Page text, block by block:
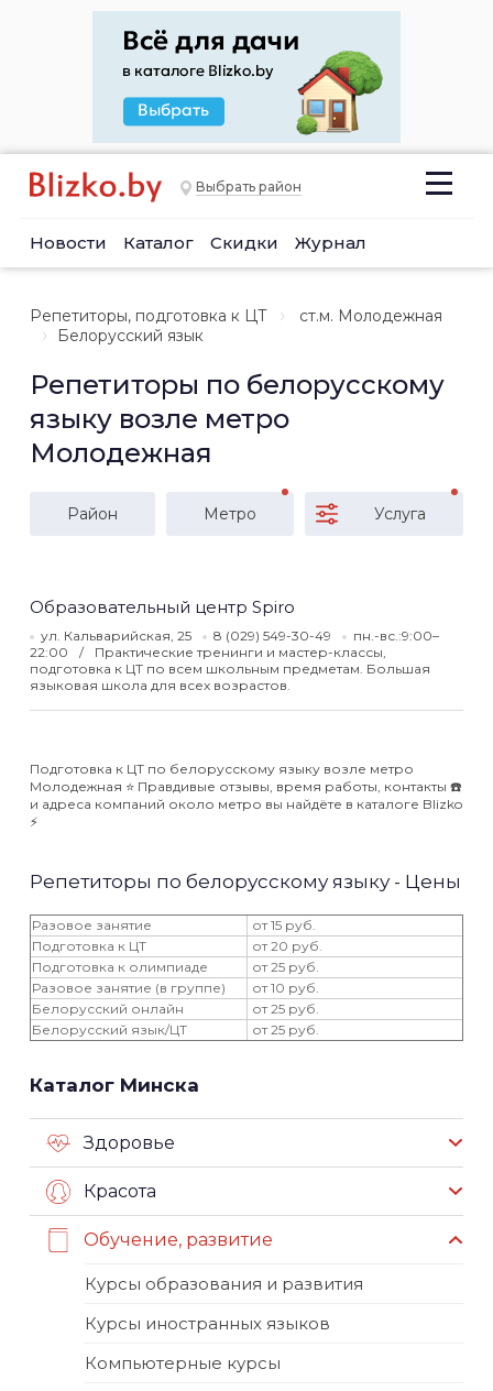
Выбрать район
Новости Каталог Скидки Журнал
Репетиторы, подготовка к ЦТ
ст.м. Молодежная
Белорусский язык
Репетиторы по белорусскому
языку возле метро
Молодежная
Район Метро Услуга
Образовательный центр Spiro
ул. Кальварийская, 25 8 (029) 549-30-49
пн.-вс.:9:00–
22:00
Практические тренинги и мастер-классы,
подготовка к ЦТ по всем школьным предметам. Большая
языковая школа для всех возрастов.
Подготовка к ЦТ по белорусскому языку возле метро
Молодежная ⭐️ Правдивые отзывы, время работы, контакты ☎️
и адреса компаний около метро вы найдёте в каталоге Blizko
⚡️
Репетиторы по белорусскому языку - Цены
Разовое занятие
от 15 руб.
Подготовка к ЦТ
от 20 руб.
Подготовка к олимпиаде
от 25 руб.
Разовое занятие (в группе)
от 10 руб.
Белорусский онлайн
от 25 руб.
Белорусский язык/ЦТ
от 25 руб.
Каталог Минска
Здоровье
Красота
Обучение, развитие
Курсы образования и развития
Курсы иностранных языков
Компьютерные курсы